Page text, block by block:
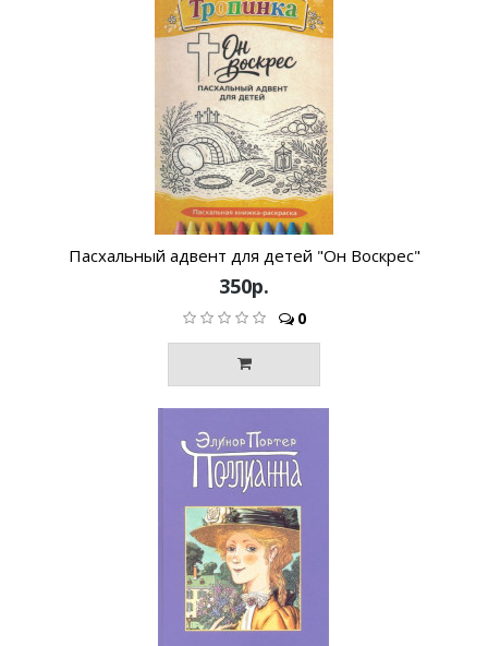
Пасхальный адвент для детей "Он Воскрес"
350р.
0